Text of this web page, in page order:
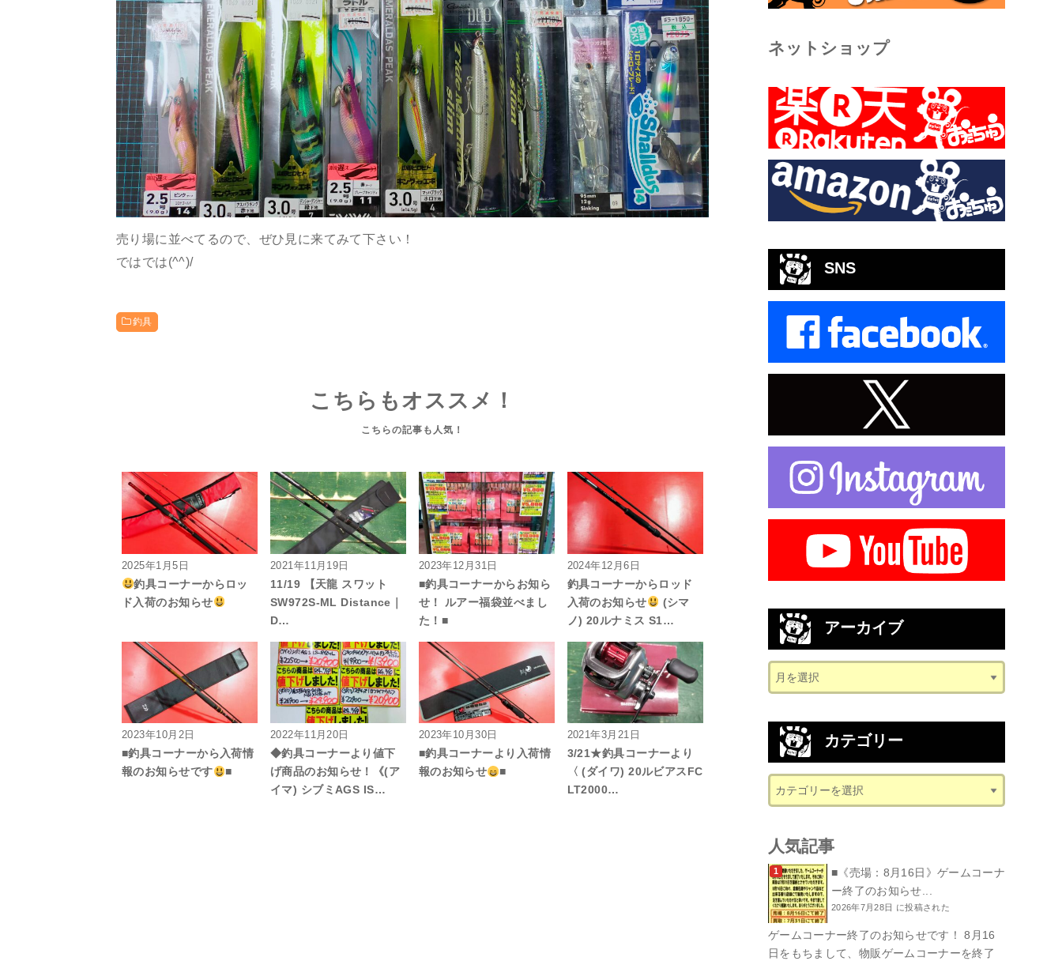
売り場に並べてるので、ぜひ見に来てみて下さい！
ではでは(^^)/
釣具
こちらもオススメ！
2025年1月5日
釣具コーナーからロッ
ド入荷のお知らせ
2021年11月19日
11/19 【天龍 スワット
SW972S-ML Distance｜
D…
2023年12月31日
■釣具コーナーからお知ら
せ！ ルアー福袋並べまし
た！■
2024年12月6日
釣具コーナーからロッド
入荷のお知らせ
(シマ
ノ) 20ルナミス S1…
2023年10月2日
■釣具コーナーから入荷情
報のお知らせです
■
2022年11月20日
◆釣具コーナーより値下
げ商品のお知らせ！《(ア
イマ) シブミAGS IS…
2023年10月30日
■釣具コーナーより入荷情
報のお知らせ
■
2021年3月21日
3/21★釣具コーナーより
〈 (ダイワ) 20ルビアスFC
LT2000…
ネットショップ
SNS
アーカイブ
カテゴリー
人気記事
■《売場：8月16日》ゲームコーナ
ー終了のお知らせ...
2026年7月28日 に投稿された
ゲームコーナー終了のお知らせです！ 8月16
日をもちまして、物販ゲームコーナーを終了